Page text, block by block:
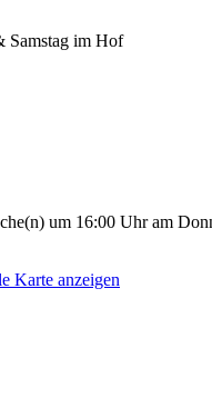
Samstag im Hof
um 16:00 Uhr am
Karte anzeigen